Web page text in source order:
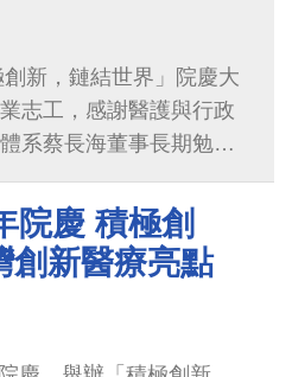
新，鏈結世界」院慶大
志工，感謝醫護與行政
系蔡長海董事長期勉全
會責任，守護國人的健
世界看見台灣的創新醫
院慶 積極創
創新醫療亮點